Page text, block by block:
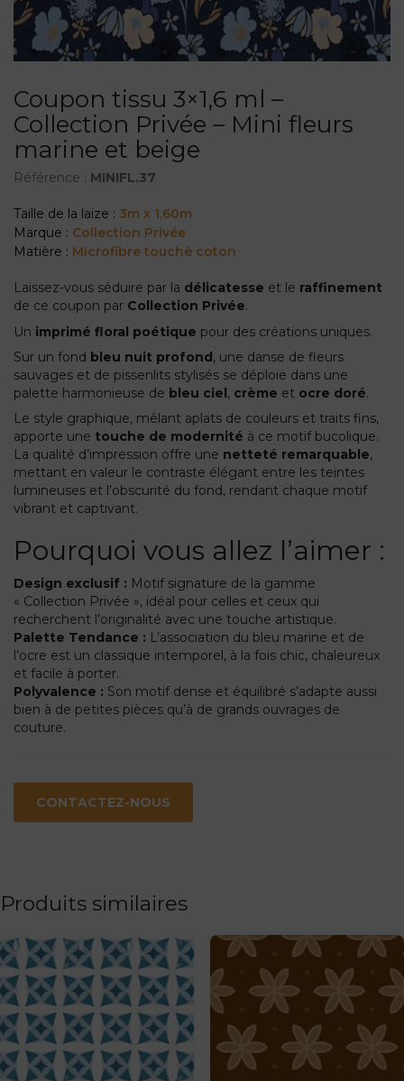
Coupon tissu 3×1,6 ml –
Collection Privée – Mini fleurs
marine et beige
Référence : MINIFL.37
Taille de la laize : 3m x 1,60m
Marque : Collection Privée
Matière : Microfibre touché coton
Laissez-vous séduire par la délicatesse et le raffinement
de ce coupon par Collection Privée.
Un imprimé floral poétique pour des créations uniques.
Sur un fond bleu nuit profond, une danse de fleurs
sauvages et de pissenlits stylisés se déploie dans une
palette harmonieuse de bleu ciel, crème et ocre doré.
Le style graphique, mêlant aplats de couleurs et traits fins,
apporte une touche de modernité à ce motif bucolique.
La qualité d’impression offre une netteté remarquable,
mettant en valeur le contraste élégant entre les teintes
lumineuses et l’obscurité du fond, rendant chaque motif
vibrant et captivant.
Pourquoi vous allez l’aimer :
Design exclusif : Motif signature de la gamme
« Collection Privée », idéal pour celles et ceux qui
recherchent l’originalité avec une touche artistique.
Palette Tendance : L’association du bleu marine et de
l’ocre est un classique intemporel, à la fois chic, chaleureux
et facile à porter.
Polyvalence : Son motif dense et équilibré s’adapte aussi
bien à de petites pièces qu’à de grands ouvrages de
couture.
CONTACTEZ-NOUS
Produits similaires